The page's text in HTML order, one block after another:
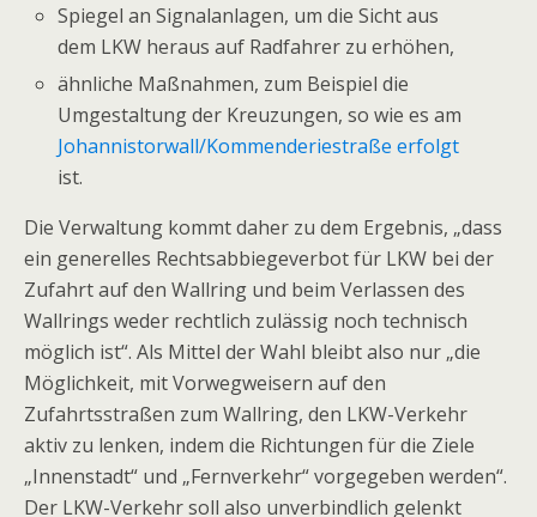
Spiegel an Signalanlagen, um die Sicht aus
dem LKW heraus auf Radfahrer zu erhöhen,
ähnliche Maßnahmen, zum Beispiel die
Umgestaltung der Kreuzungen, so wie es am
Johannistorwall/Kommenderiestraße erfolgt
ist.
Die Verwaltung kommt daher zu dem Ergebnis, „dass
ein generelles Rechtsabbiegeverbot für LKW bei der
Zufahrt auf den Wallring und beim Verlassen des
Wallrings weder rechtlich zulässig noch technisch
möglich ist“. Als Mittel der Wahl bleibt also nur „die
Möglichkeit, mit Vorwegweisern auf den
Zufahrtsstraßen zum Wallring, den LKW-Verkehr
aktiv zu lenken, indem die Richtungen für die Ziele
„Innenstadt“ und „Fernverkehr“ vorgegeben werden“.
Der LKW-Verkehr soll also unverbindlich gelenkt